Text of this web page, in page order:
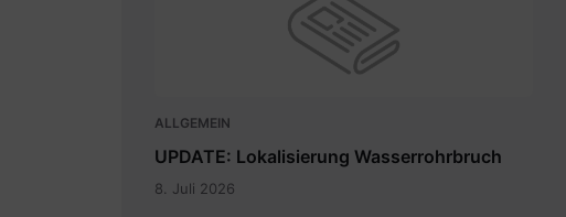
ALLGEMEIN
UPDATE: Lokalisierung Wasserrohrbruch
8. Juli 2026